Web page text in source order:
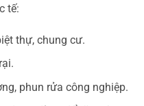
tế:
thự, chung cư.
phun rửa công nghiệp.